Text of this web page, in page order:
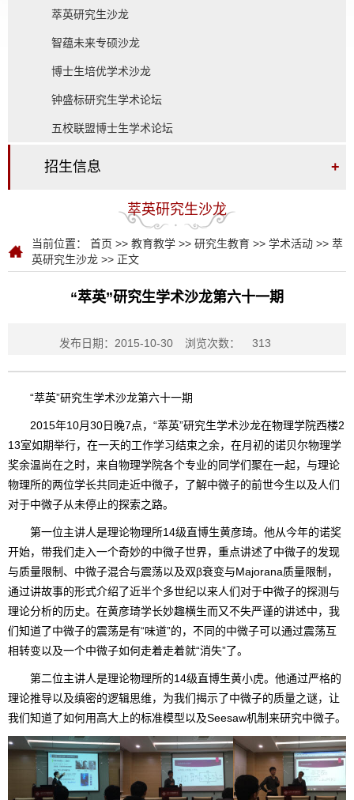
萃英研究生沙龙
智蕴未来专硕沙龙
博士生培优学术沙龙
钟盛标研究生学术论坛
五校联盟博士生学术论坛
招生信息 +
萃英研究生沙龙
当前位置： 首页 >> 教育教学 >> 研究生教育 >> 学术活动 >> 萃
英研究生沙龙 >> 正文
“萃英”研究生学术沙龙第六十一期
发布日期：2015-10-30 浏览次数： 313
“萃英”研究生学术沙龙第六十一期
2015年10月30日晚7点，“萃英”研究生学术沙龙在物理学院西楼2
13室如期举行，在一天的工作学习结束之余，在月初的诺贝尔物理学
奖余温尚在之时，来自物理学院各个专业的同学们聚在一起，与理论
物理所的两位学长共同走近中微子，了解中微子的前世今生以及人们
对于中微子从未停止的探索之路。
第一位主讲人是理论物理所14级直博生黄彦琦。他从今年的诺奖
开始，带我们走入一个奇妙的中微子世界，重点讲述了中微子的发现
与质量限制、中微子混合与震荡以及双β衰变与Majorana质量限制，
通过讲故事的形式介绍了近半个多世纪以来人们对于中微子的探测与
理论分析的历史。在黄彦琦学长妙趣横生而又不失严谨的讲述中，我
们知道了中微子的震荡是有“味道”的，不同的中微子可以通过震荡互
相转变以及一个中微子如何走着走着就“消失”了。
第二位主讲人是理论物理所的14级直博生黄小虎。他通过严格的
理论推导以及缜密的逻辑思维，为我们揭示了中微子的质量之谜，让
我们知道了如何用高大上的标准模型以及Seesaw机制来研究中微子。